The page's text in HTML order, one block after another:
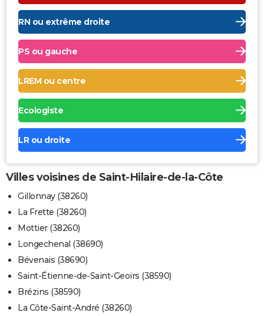
RN ou extrême droite
PS ou gauche
LREM ou centre
Ecologiste
LR ou droite
Villes voisines de Saint-Hilaire-de-la-Côte
Gillonnay (38260)
La Frette (38260)
Mottier (38260)
Longechenal (38690)
Bévenais (38690)
Saint-Étienne-de-Saint-Geoirs (38590)
Brézins (38590)
La Côte-Saint-André (38260)